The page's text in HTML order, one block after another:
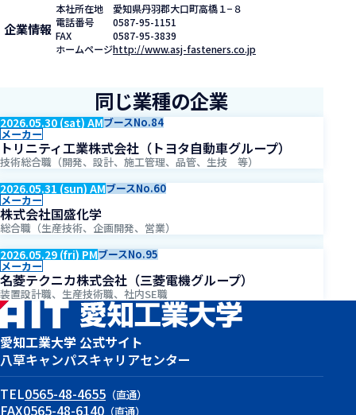
企業情報
本社所在地
愛知県丹羽郡大口町高橋１−８
電話番号
0587-95-1151
FAX
0587-95-3839
ホームページhttp://www.asj-fasteners.co.jp
同じ業種の企業
2026.05.30 (sat) AMブースNo.84
メーカー
トリニティ工業株式会社（トヨタ自動車グループ）
技術総合職（開発、設計、施工管理、品管、生技 等）
2026.05.31 (sun) AMブースNo.60
メーカー
株式会社国盛化学
総合職（生産技術、企画開発、営業）
2026.05.29 (fri) PMブースNo.95
メーカー
名菱テクニカ株式会社（三菱電機グループ）
装置設計職、生産技術職、社内SE職
愛知工業大学 公式サイト
八草キャンパスキャリアセンター
TEL0565-48-4655 （直通）
FAX0565-48-6140 （直通）